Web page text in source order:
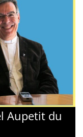
Aupetit du